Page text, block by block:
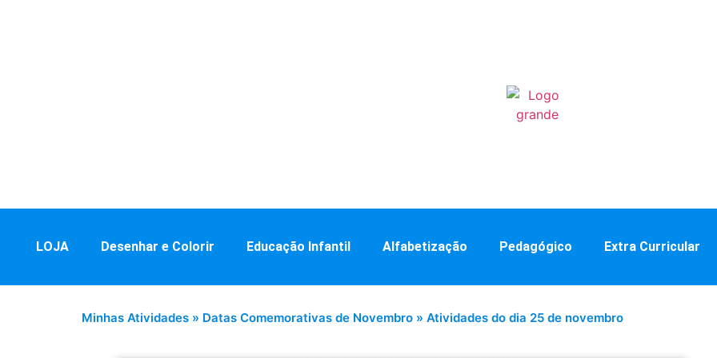
LOJA Desenhar e Colorir Educação Infantil Alfabetização Pedagógico Extra Curricular
Minhas Atividades » Datas Comemorativas de Novembro » Atividades do dia 25 de novembro